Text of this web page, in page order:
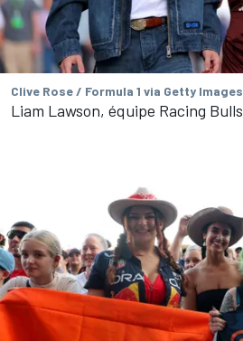
Clive Rose / Formula 1 via Getty Images
Liam Lawson, équipe Racing Bulls